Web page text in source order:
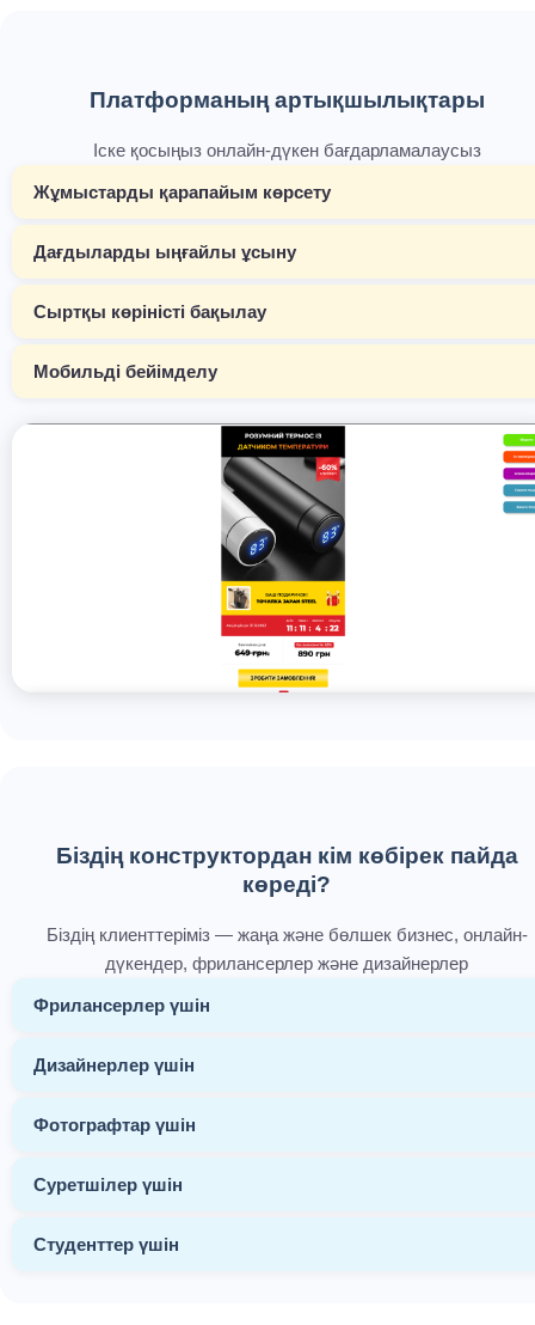
Платформаның артықшылықтары
Іске қосыңыз онлайн-дүкен бағдарламалаусыз
Жұмыстарды қарапайым көрсету
Дағдыларды ыңғайлы ұсыну
Сыртқы көріністі бақылау
Мобильді бейімделу
Біздің конструктордан кім көбірек пайда
көреді?
Біздің клиенттеріміз — жаңа және бөлшек бизнес, онлайн-
дүкендер, фрилансерлер және дизайнерлер
Фрилансерлер үшін
Дизайнерлер үшін
Фотографтар үшін
Суретшілер үшін
Студенттер үшін